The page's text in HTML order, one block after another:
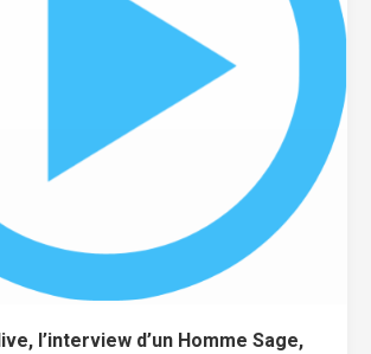
l’interview d’un Homme Sage,